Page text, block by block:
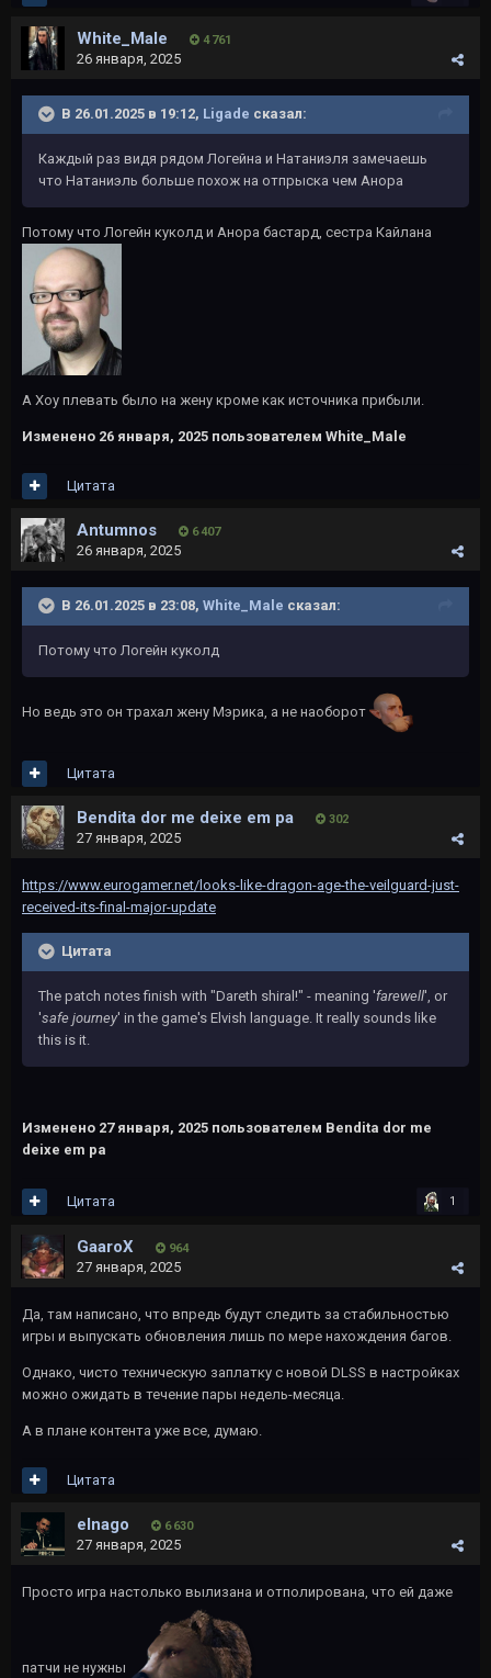
White_Male 4 761
26 января, 2025
В 26.01.2025 в 19:12, Ligade сказал:
Каждый раз видя рядом Логейна и Натаниэля замечаешь
что Натаниэль больше похож на отпрыска чем Анора
Потому что Логейн куколд и Анора бастард, сестра Кайлана
А Хоу плевать было на жену кроме как источника прибыли.
Изменено 26 января, 2025 пользователем White_Male
Цитата
Antumnos 6 407
26 января, 2025
В 26.01.2025 в 23:08, White_Male сказал:
Потому что Логейн куколд
Но ведь это он трахал жену Мэрика, а не наоборот
Цитата
Bendita dor me deixe em pa 302
27 января, 2025
https://www.eurogamer.net/looks-like-dragon-age-the-veilguard-just-
received-its-final-major-update
Цитата
The patch notes finish with "Dareth shiral!" - meaning 'farewell', or
'safe journey' in the game's Elvish language. It really sounds like
this is it.
Изменено 27 января, 2025 пользователем Bendita dor me
deixe em pa
1
Цитата
GaaroX 964
27 января, 2025
Да, там написано, что впредь будут следить за стабильностью
игры и выпускать обновления лишь по мере нахождения багов.
Однако, чисто техническую заплатку с новой DLSS в настройках
можно ожидать в течение пары недель-месяца.
А в плане контента уже все, думаю.
Цитата
elnago 6 630
27 января, 2025
Просто игра настолько вылизана и отполирована, что ей даже
патчи не нужны